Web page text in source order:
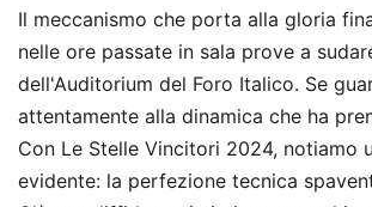
Il meccanismo che porta alla gloria
nelle ore passate in sala prove a
dell'Auditorium del Foro Italico. Se
attentamente alla dinamica che ha
Con Le Stelle Vincitori 2024, notiamo
evidente: la perfezione tecnica